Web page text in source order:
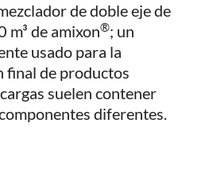
de doble eje de
de amixon®; un
usado para la
final de productos
suelen contener
diferentes.